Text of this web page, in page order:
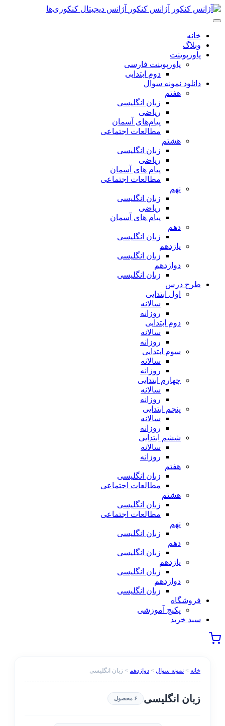
پرش
به
اصلی
آژانس کنکور آژانس دیجیتال کنکوری‌ها
خانه
وبلاگ
پاورپوینت
پاورپوینت فارسی
دوم ابتدایی
دانلود نمونه سوال
هفتم
زبان انگلیسی
ریاضی
پیام‌های آسمان
مطالعات اجتماعی
هشتم
زبان انگلیسی
ریاضی
پیام های آسمان
مطالعات اجتماعی
نهم
زبان انگلیسی
ریاضی
پیام های آسمان
دهم
زبان انگلیسی
یازدهم
زبان انگلیسی
دوازدهم
زبان انگلیسی
طرح درس
اول ابتدایی
سالانه
روزانه
دوم ابتدایی
سالانه
روزانه
سوم ابتدایی
سالانه
روزانه
چهارم ابتدایی
سالانه
روزانه
پنجم ابتدایی
سالانه
روزانه
ششم ابتدایی
سالانه
روزانه
هفتم
زبان انگلیسی
مطالعات اجتماعی
هشتم
زبان انگلیسی
مطالعات اجتماعی
نهم
زبان انگلیسی
دهم
زبان انگلیسی
یازدهم
زبان انگلیسی
دوازدهم
زبان انگلیسی
فروشگاه
پکیج آموزشی
سبد خرید
خانه > نمونه سوال > دوازدهم > زبان انگلیسی
زبان انگلیسی ۶ محصول